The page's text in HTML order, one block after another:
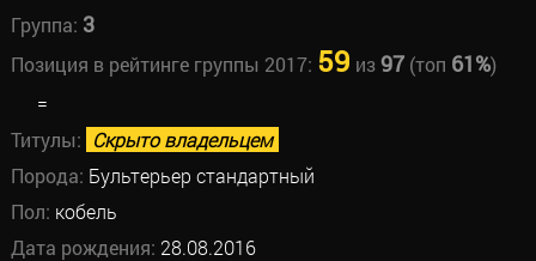
Группа: 3
Позиция в рейтинге группы 2017: 59 из97(топ 61%)
=
Титулы: Скрыто владельцем
Порода: Бультерьер стандартный
Пол: кобель
Дата рождения: 28.08.2016